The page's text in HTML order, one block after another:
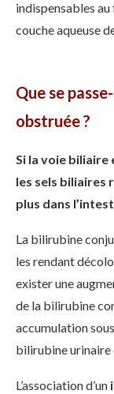
indispensables
couche aqueuse
Que se
obstruée ?
Si la voie
les sels biliaires
plus dans
La bilirubine
les rendant
exister une
de la bilirubine
accumulation
bilirubine urinaire
L’association d’un